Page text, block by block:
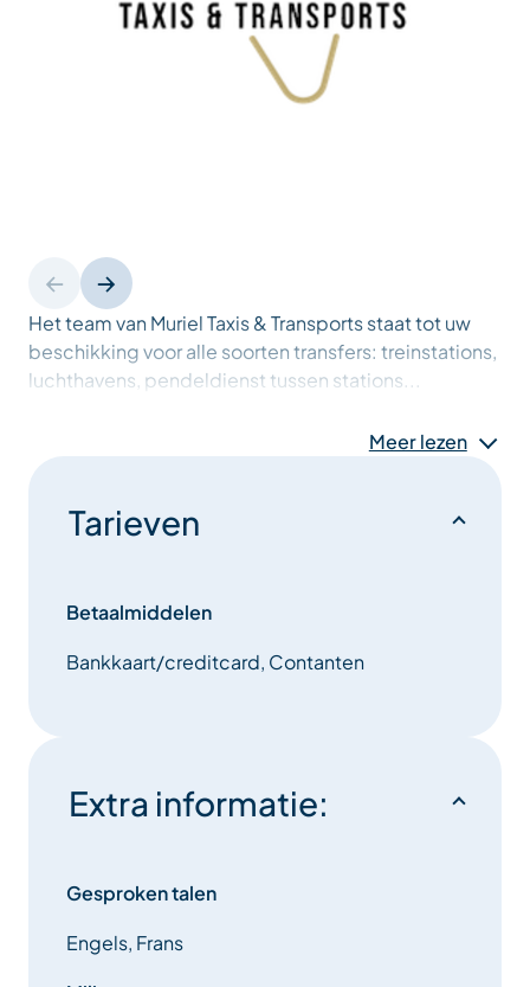
Het team van Muriel Taxis & Transports staat tot uw
beschikking voor alle soorten transfers: treinstations,
luchthavens, pendeldienst tussen stations...
Meer lezen
Tarieven
Betaalmiddelen
Bankkaart/creditcard, Contanten
Extra informatie:
Gesproken talen
Engels, Frans